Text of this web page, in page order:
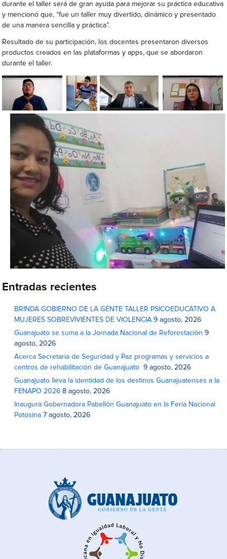
durante el taller será de gran ayuda para mejorar su práctica educativa
y mencionó que, “fue un taller muy divertido, dinámico y presentado
de una manera sencilla y práctica”.
Resultado de su participación, los docentes presentaron diversos
productos creados en las plataformas y apps, que se abordaron
durante el taller.
Entradas recientes
BRINDA GOBIERNO DE LA GENTE TALLER PSICOEDUCATIVO A
MUJERES SOBREVIVIENTES DE VIOLENCIA 9 agosto, 2026
Guanajuato se suma a la Jornada Nacional de Reforestación 9
agosto, 2026
Acerca Secretaría de Seguridad y Paz programas y servicios a
centros de rehabilitación de Guanajuato
9 agosto, 2026
Guanajuato lleva la identidad de los destinos Guanajuatenses a la
FENAPO 2026 8 agosto, 2026
Inaugura Gobernadora Pabellón Guanajuato en la Feria Nacional
Potosina 7 agosto, 2026